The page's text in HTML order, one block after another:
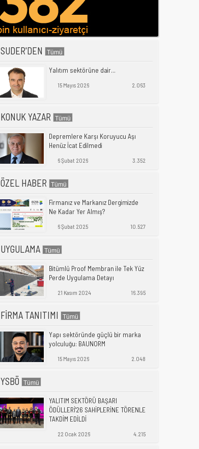
SUDER'DEN
Yalıtım sektörüne dair...
15 Mayıs 2026 2.063
KONUK YAZAR
Depremlere Karşı Koruyucu Aşı
Henüz İcat Edilmedi
6 Şubat 2026 3.352
ÖZEL HABER
Firmanız ve Markanız Dergimizde
Ne Kadar Yer Almış?
6 Şubat 2025 10.527
UYGULAMA
Bitümlü Proof Membran ile Tek Yüz
Perde Uygulama Detayı
21 Kasım 2024 16.395
FİRMA TANITIMI
Yapı sektöründe güçlü bir marka
yolculuğu: BAUNORM
15 Mayıs 2026 2.048
YSBÖ
YALITIM SEKTÖRÜ BAŞARI
ÖDÜLLERİ'26 SAHİPLERİNE TÖRENLE
TAKDİM EDİLDİ
22 Ocak 2026 4.215